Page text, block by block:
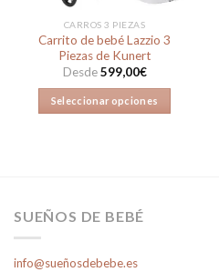
página
de
producto
CARROS 3 PIEZAS
Carrito de bebé Lazzio 3
Piezas de Kunert
Desde599,00€
Seleccionar opciones
Las
se
SUEÑOS DE BEBÉ
info@sueñosdebebe.es